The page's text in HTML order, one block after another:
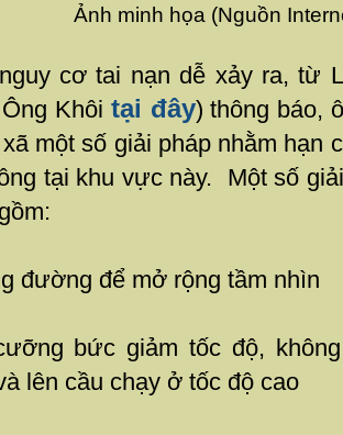
Ảnh minh họa (Nguồn
cơ tai nạn dễ xảy ra, từ
Khôi tại đây) thông báo,
một số giải pháp nhằm hạn
tại khu vực này. Một số
đường để mở rộng tầm nhìn
bức giảm tốc độ,
lên cầu chạy ở tốc độ cao